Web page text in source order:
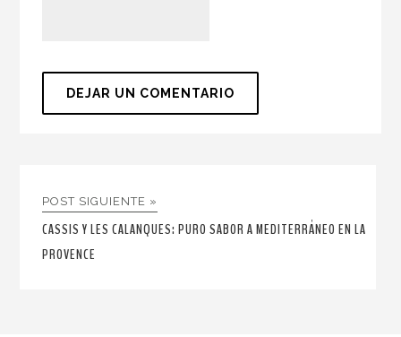
POST SIGUIENTE »
CASSIS Y LES CALANQUES: PURO SABOR A MEDITERRÁNEO EN LA
PROVENCE